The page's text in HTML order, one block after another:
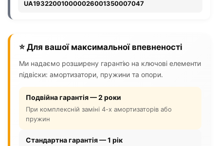
UA193220010000026001350007047
⭐ Для вашої максимальної впевненості
Ми надаємо розширену гарантію на ключові елементи
підвіски: амортизатори, пружини та опори.
Подвійна гарантія — 2 роки
При комплексній заміні 4-х амортизаторів або
пружин
Стандартна гарантія — 1 рік